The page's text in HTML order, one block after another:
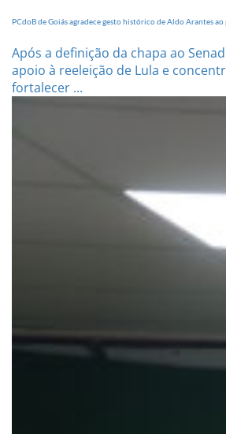
PCdoB de Goiás agradece gesto histórico de Aldo Arantes
Após a definição da chapa ao
apoio à reeleição de Lula e
fortalecer ...